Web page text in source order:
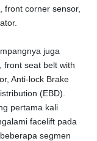
front corner sensor,
juga
front seat belt with
Anti-lock Brake
(EBD).
pertama kali
facelift pada
segmen